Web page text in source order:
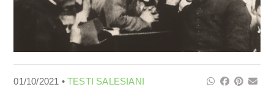
01/10/2021 •TESTI SALESIANI